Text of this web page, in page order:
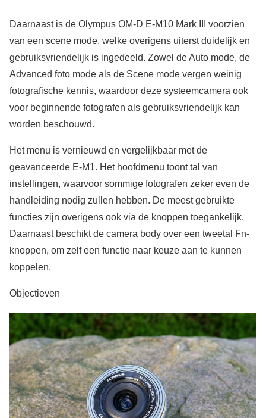
Daarnaast is de Olympus OM-D E-M10 Mark III voorzien
van een scene mode, welke overigens uiterst duidelijk en
gebruiksvriendelijk is ingedeeld. Zowel de Auto mode, de
Advanced foto mode als de Scene mode vergen weinig
fotografische kennis, waardoor deze systeemcamera ook
voor beginnende fotografen als gebruiksvriendelijk kan
worden beschouwd.
Het menu is vernieuwd en vergelijkbaar met de
geavanceerde E-M1. Het hoofdmenu toont tal van
instellingen, waarvoor sommige fotografen zeker even de
handleiding nodig zullen hebben. De meest gebruikte
functies zijn overigens ook via de knoppen toegankelijk.
Daarnaast beschikt de camera body over een tweetal Fn-
knoppen, om zelf een functie naar keuze aan te kunnen
koppelen.
Objectieven